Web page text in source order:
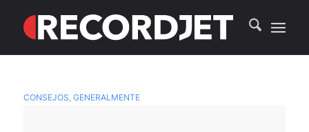
CONSEJOS, GENERALMENTE